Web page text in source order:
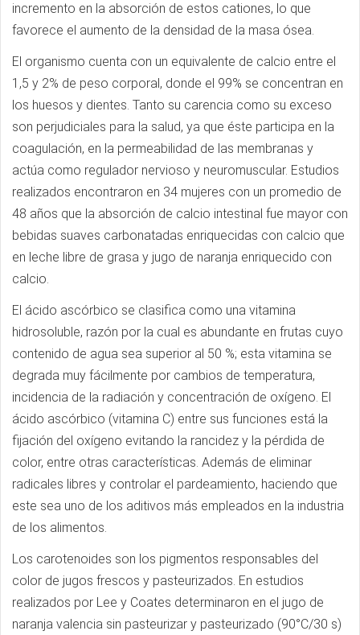
incremento en la absorción de estos cationes, lo que
favorece el aumento de la densidad de la masa ósea.
El organismo cuenta con un equivalente de calcio entre el
1,5 y 2% de peso corporal, donde el 99% se concentran en
los huesos y dientes. Tanto su carencia como su exceso
son perjudiciales para la salud, ya que éste participa en la
coagulación, en la permeabilidad de las membranas y
actúa como regulador nervioso y neuromuscular. Estudios
realizados encontraron en 34 mujeres con un promedio de
48 años que la absorción de calcio intestinal fue mayor con
bebidas suaves carbonatadas enriquecidas con calcio que
en leche libre de grasa y jugo de naranja enriquecido con
calcio.
El ácido ascórbico se clasifica como una vitamina
hidrosoluble, razón por la cual es abundante en frutas cuyo
contenido de agua sea superior al 50 %; esta vitamina se
degrada muy fácilmente por cambios de temperatura,
incidencia de la radiación y concentración de oxígeno. El
ácido ascórbico (vitamina C) entre sus funciones está la
fijación del oxígeno evitando la rancidez y la pérdida de
color, entre otras características. Además de eliminar
radicales libres y controlar el pardeamiento, haciendo que
este sea uno de los aditivos más empleados en la industria
de los alimentos.
Los carotenoides son los pigmentos responsables del
color de jugos frescos y pasteurizados. En estudios
realizados por Lee y Coates determinaron en el jugo de
naranja valencia sin pasteurizar y pasteurizado (90°C/30 s)